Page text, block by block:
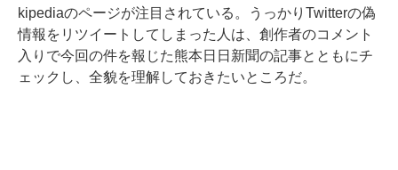
kipediaのページが注目されている。うっかりTwitterの偽
情報をリツイートしてしまった人は、創作者のコメント
入りで今回の件を報じた熊本日日新聞の記事とともにチ
ェックし、全貌を理解しておきたいところだ。